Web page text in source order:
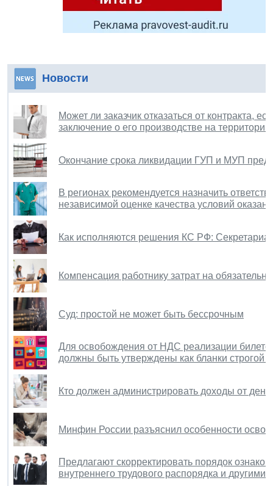
Новости
Может ли заказчик отказаться от контракта,
заключение о его производстве на
Окончание срока ликвидации ГУП и МУП
В регионах рекомендуется назначить
независимой оценке качества условий
Как исполняются решения КС РФ: Секретариат
Компенсация работнику затрат на
Суд: простой не может быть бессрочным
Для освобождения от НДС реализации
должны быть утверждены как бланки строгой
Кто должен администрировать доходы от
Минфин России разъяснил особенности
Предлагают скорректировать порядок
внутреннего трудового распорядка и другими